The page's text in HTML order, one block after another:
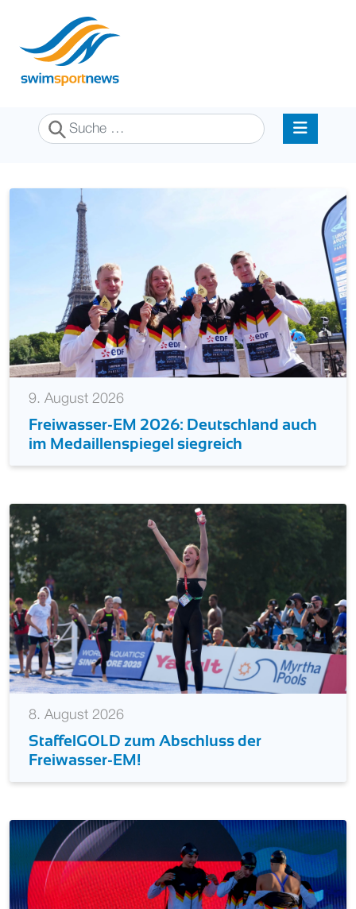
Suchen
9. August 2026
Freiwasser-EM 2026: Deutschland auch
im Medaillenspiegel siegreich
8. August 2026
StaffelGOLD zum Abschluss der
Freiwasser-EM!